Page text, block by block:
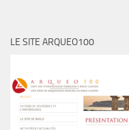
LE SITE ARQUEO100